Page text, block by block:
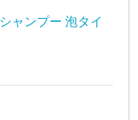
ャンプー 泡タイ